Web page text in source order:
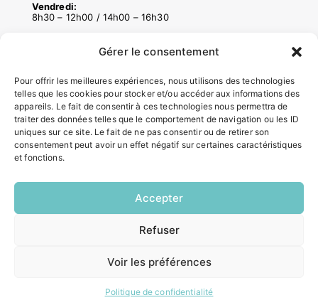
Gérer le consentement
Pour offrir les meilleures expériences, nous utilisons des technologies
telles que les cookies pour stocker et/ou accéder aux informations des
appareils. Le fait de consentir à ces technologies nous permettra de
traiter des données telles que le comportement de navigation ou les ID
uniques sur ce site. Le fait de ne pas consentir ou de retirer son
consentement peut avoir un effet négatif sur certaines caractéristiques
et fonctions.
Accepter
Refuser
Voir les préférences
Politique de confidentialité
Vendredi:
8h30 – 12h00 / 14h00 – 16h30
Contacter la mairie
Pôle santé
Le Saucatais
Formalités administratives
Restauration scolaire
Demander un composteur
INFORMATIONS LÉGALES